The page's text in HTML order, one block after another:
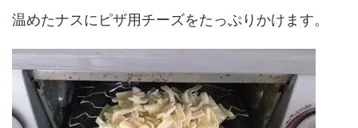
温めたナスにピザ用チーズをたっぷりかけます。